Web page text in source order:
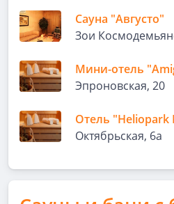
Сауна "Августо"
Зои
Мини-отель
Эпроновская, 20
Отель "Heliopark
Октябрьская, 6а